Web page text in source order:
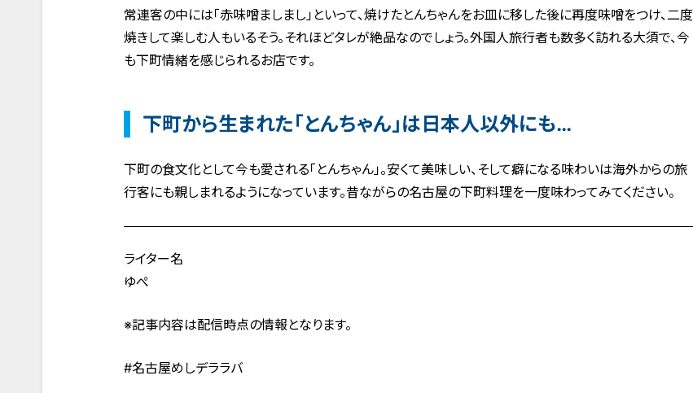
常連客の中には「赤味噌ましまし」といって、焼けたとんちゃんをお皿に移した後に再度味噌をつけ、二度
焼きして楽しむ人もいるそう。それほどタレが絶品なのでしょう。外国人旅行者も数多く訪れる大須で、今
も下町情緒を感じられるお店です。
下町から生まれた「とんちゃん」は日本人以外にも…
下町の食文化として今も愛される「とんちゃん」。安くて美味しい、そして癖になる味わいは海外からの旅
行客にも親しまれるようになっています。昔ながらの名古屋の下町料理を一度味わってみてください。
ライター名
ゆぺ
※記事内容は配信時点の情報となります。
#名古屋めしデララバ